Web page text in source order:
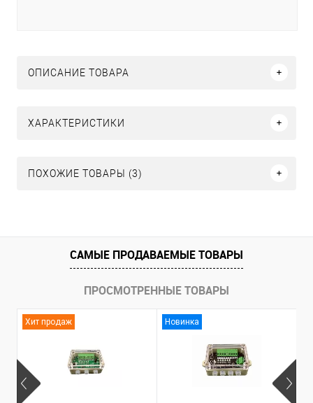
ОПИСАНИЕ ТОВАРА
ХАРАКТЕРИСТИКИ
ПОХОЖИЕ ТОВАРЫ (3)
САМЫЕ ПРОДАВАЕМЫЕ ТОВАРЫ
ПРОСМОТРЕННЫЕ ТОВАРЫ
Хит продаж Новинка